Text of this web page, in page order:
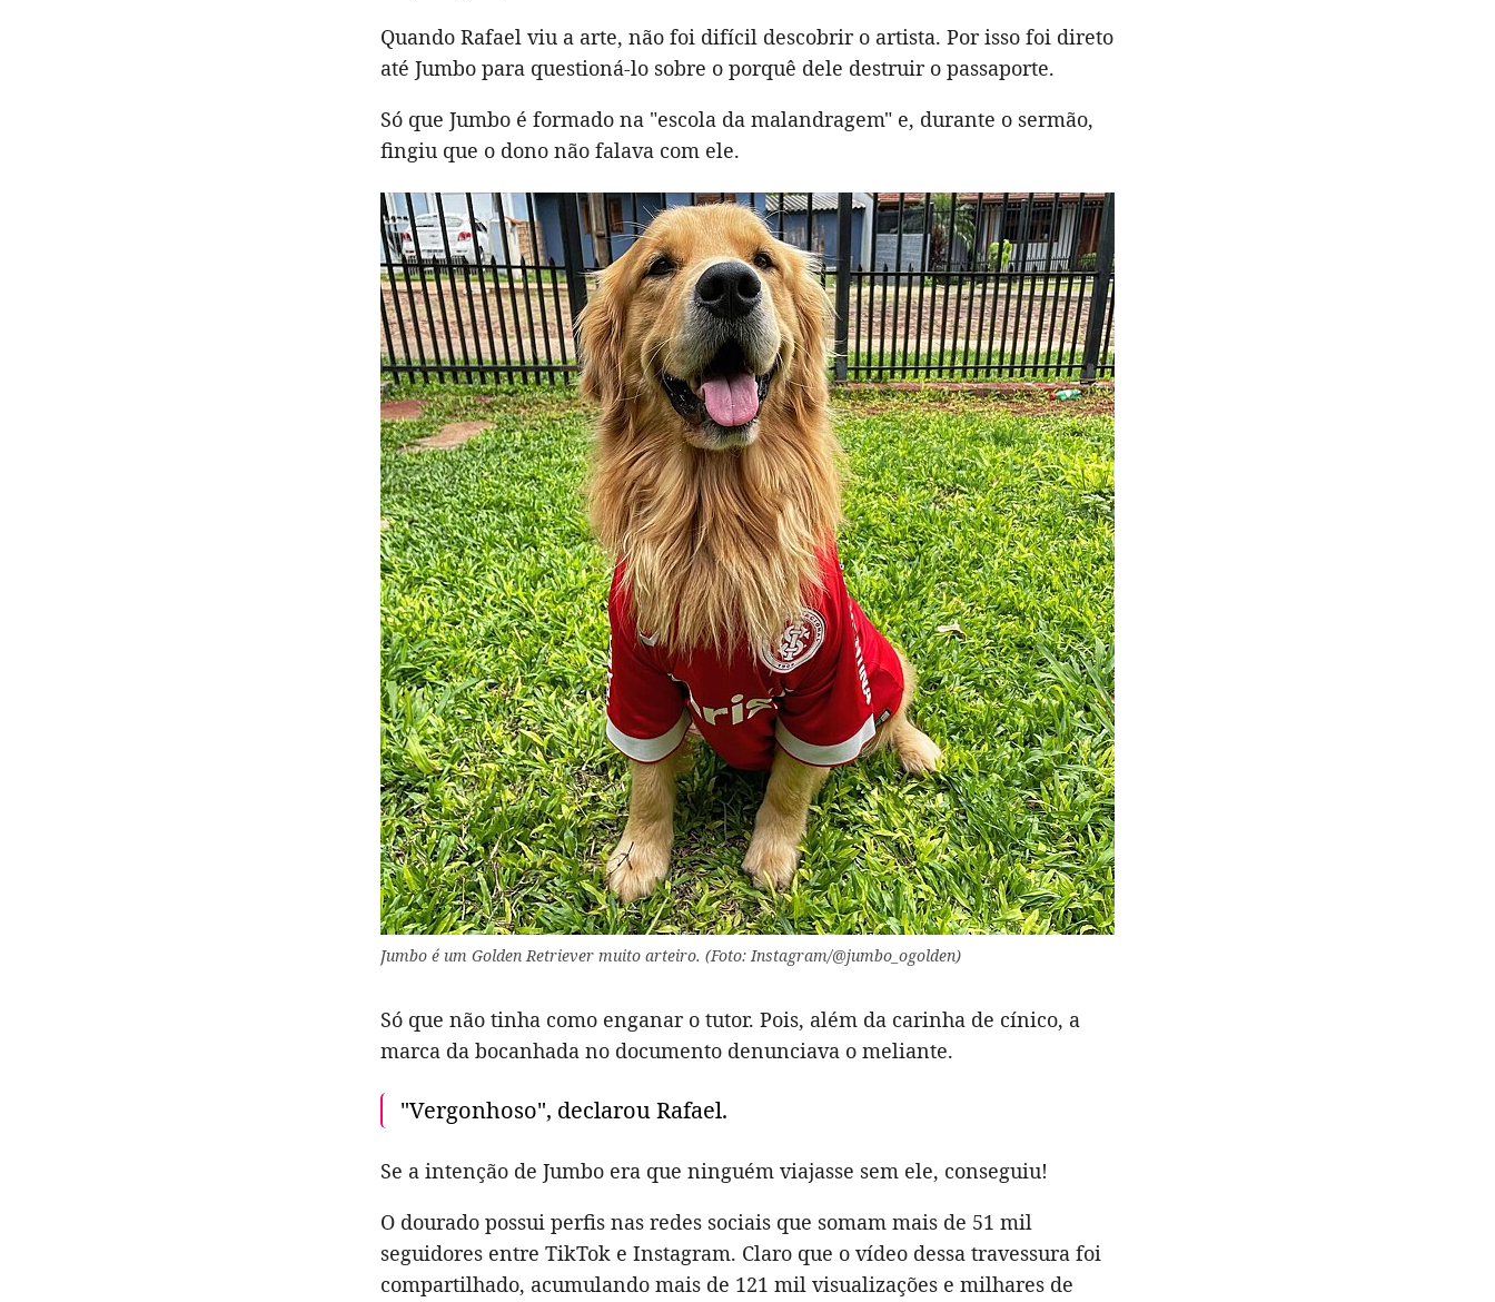
Quando Rafael viu a arte, não foi difícil descobrir o artista. Por isso foi direto
até Jumbo para questioná-lo sobre o porquê dele destruir o passaporte.
Só que Jumbo é formado na "escola da malandragem" e, durante o sermão,
fingiu que o dono não falava com ele.
Jumbo é um Golden Retriever muito arteiro. (Foto: Instagram/@jumbo_ogolden)
Só que não tinha como enganar o tutor. Pois, além da carinha de cínico, a
marca da bocanhada no documento denunciava o meliante.
"Vergonhoso", declarou Rafael.
Se a intenção de Jumbo era que ninguém viajasse sem ele, conseguiu!
O dourado possui perfis nas redes sociais que somam mais de 51 mil
seguidores entre TikTok e Instagram. Claro que o vídeo dessa travessura foi
compartilhado, acumulando mais de 121 mil visualizações e milhares de